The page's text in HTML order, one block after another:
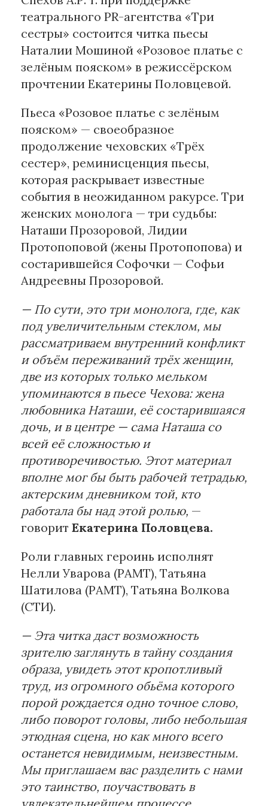
Материалы партнеров
АКИ
Artists / Художники.РФ
n'RIS
Цифровой Сарафан
Смотрите нас в соцсетях и мессенджерах
театрального PR-агентства «Три
сестры» состоится читка пьесы
Наталии Мошиной «Розовое платье с
зелёным пояском» в режиссёрском
прочтении Екатерины Половцевой.
Пьеса «Розовое платье с зелёным
пояском» — своеобразное
продолжение чеховских «Трёх
сестер», реминисценция пьесы,
которая раскрывает известные
события в неожиданном ракурсе. Три
женских монолога — три судьбы:
Наташи Прозоровой, Лидии
Протопоповой (жены Протопопова) и
состарившейся Софочки — Софьи
Андреевны Прозоровой.
— По сути, это три монолога, где, как
под увеличительным стеклом, мы
рассматриваем внутренний конфликт
и объём переживаний трёх женщин,
две из которых только мельком
упоминаются в пьесе Чехова: жена
любовника Наташи, её состарившаяся
дочь, и в центре — сама Наташа со
всей её сложностью и
противоречивостью. Этот материал
вполне мог бы быть рабочей тетрадью,
актерским дневником той, кто
работала бы над этой ролью, —
говорит Екатерина Половцева.
Роли главных героинь исполнят
Нелли Уварова (РАМТ), Татьяна
Шатилова (РАМТ), Татьяна Волкова
(СТИ).
— Эта читка даст возможность
зрителю заглянуть в тайну создания
образа, увидеть этот кропотливый
труд, из огромного обьёма которого
порой рождается одно точное слово,
либо поворот головы, либо небольшая
этюдная сцена, но как много всего
останется невидимым, неизвестным.
Мы приглашаем вас разделить с нами
это таинство, поучаствовать в